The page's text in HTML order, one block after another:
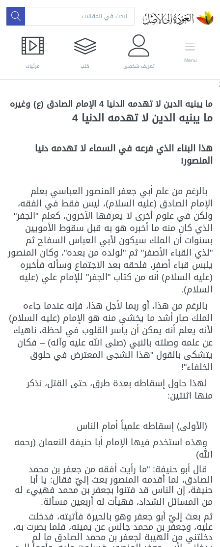
Menu
تعريف شخصي كتب مرئيات
;
ما يبنيه الدين لا تهدمه الدنيا 4 الإمام الصادق (ع) وغيره
ما يبنيه الدين لا تهدمه الدنيا 4
هذا البناء الذي فرعه في السماء لا تهدمه دنيا
المنصور!
بالرغم من علم أبي جعفر المنصور العباسي بعلم
الإمام الصادق (عليه السلام)، ليس فقط في الفقه،
ولكن في علوم أخرى لا يعرفها الآخرون، كعلم "الجفر"
الذي كان منه ما أخبره هو به قبل سقوط الأمويين
بسنوات أن الملك سيكون لأبي العباس السفاح ثم
"لذي القباء الأصفر" ثم "لولده من بعده"، وكان المنصور
يلبس قباء أصفر، فلحقه بعد الاجتماع وسأله فأخبره
(عليه السلام) أنه من كتاب "الجفر" للإمام علي (عليه
السلام).
بالرغم من هذا، أو ربما لأجل هذا، فإنه عندما جاءه
الملك صار أشد ما يخشى منه هو الإمام (عليه السلام)
لأنه يعلم أنه يمكن أن يأسر القلوب في لحظة، ناهيك
عن علمه وصلته بالنبي (صلى الله عليه وآله) – فكان
يتشكى بالقول "هذا الشجى المعترض في حلوق
الخلفاء"!
لهذا حاول إسقاطه بعدة طرق، حتى القتل، نذكر
منها اثنتين:
(الأولى) إسقاطه علمياً أمام الناس
وهذه استخدم فيها الإمام أبا حنيفة النعمان (رحمه
الله)
قال أبو حنيفة: "ما رأيت أفقه من جعفر بن محمد
الصادق، لما أقدمه المنصور بعث إليّ فقال: يا أبا
حنيفة، إن الناس قد فتنوا بجعفر بن محمد فهييء له
من المسائل الشداد، فهيأت له أربعين مسألة.
ثم بعث إليّ أبو جعفر وهو بالحيرة فأتيته، فدخلت
عليه، وجعفر بن محمد جالس عن يمينه، فلما بصرت به،
دخلتني من الهيبة لجعفر بن محمد الصادق ما لم